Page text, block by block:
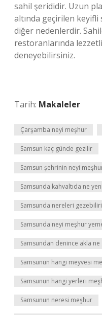
sahil şerididir. Uzun
altında geçirilen keyifli
diğer nedenlerdir.
restoranlarında
deneyebilirsiniz.
Tarih: Makaleler
Çarşamba neyi meşhur
Samsun kaç günde gezilir
Samsun şehrinin neyi
Samsunda kahvaltıda ne
Samsunda nereleri
Samsunda neyi meşhur
Samsundan denince akla
Samsunun hangi meyvesi
Samsunun hangi yerleri
Samsunun neresi meşhur